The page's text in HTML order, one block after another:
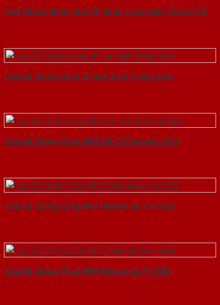
Cửa Thép Chống Cháy 2P dung 2 tay nam Cửa-a-SGD
Cửa Gỗ Chống Cháy 2P Sơn Xám Trắng-SGD
Cửa Gỗ Chống Cháy MDF O4-C1 Phào chi-SGD
Cửa Gỗ Chống Cháy MDF Melamine 1-a-SGD
Cửa Gỗ Chống Cháy MDF Melamine P1-SGD